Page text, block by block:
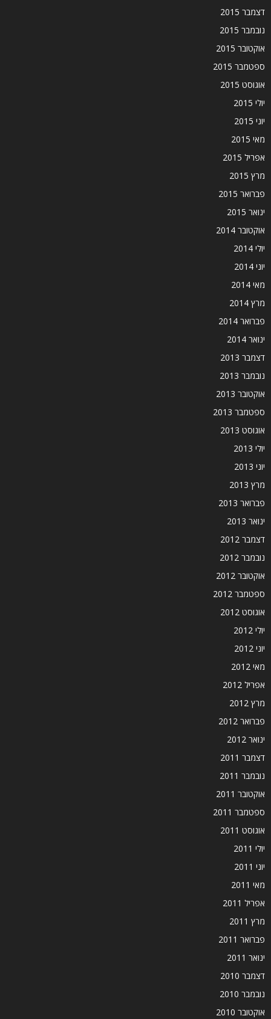
דצמבר 2015
נובמבר 2015
אוקטובר 2015
ספטמבר 2015
אוגוסט 2015
יולי 2015
יוני 2015
מאי 2015
אפריל 2015
מרץ 2015
פברואר 2015
ינואר 2015
אוקטובר 2014
יולי 2014
יוני 2014
מאי 2014
מרץ 2014
פברואר 2014
ינואר 2014
דצמבר 2013
נובמבר 2013
אוקטובר 2013
ספטמבר 2013
אוגוסט 2013
יולי 2013
יוני 2013
מרץ 2013
פברואר 2013
ינואר 2013
דצמבר 2012
נובמבר 2012
אוקטובר 2012
ספטמבר 2012
אוגוסט 2012
יולי 2012
יוני 2012
מאי 2012
אפריל 2012
מרץ 2012
פברואר 2012
ינואר 2012
דצמבר 2011
נובמבר 2011
אוקטובר 2011
ספטמבר 2011
אוגוסט 2011
יולי 2011
יוני 2011
מאי 2011
אפריל 2011
מרץ 2011
פברואר 2011
ינואר 2011
דצמבר 2010
נובמבר 2010
אוקטובר 2010